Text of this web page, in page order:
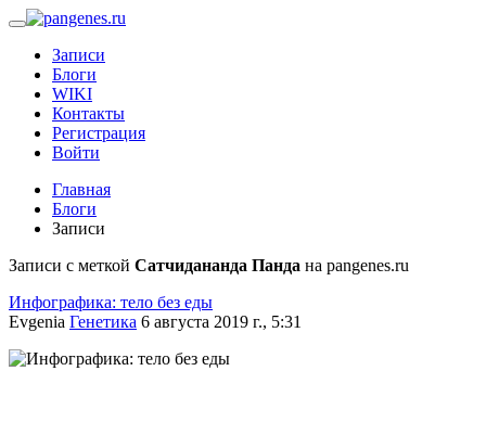
Записи
Блоги
WIKI
Контакты
Регистрация
Войти
Главная
Блоги
Записи
Записи с меткой Сатчидананда Панда на pangenes.ru
Инфографика: тело без еды
Evgenia Генетика 6 августа 2019 г., 5:31